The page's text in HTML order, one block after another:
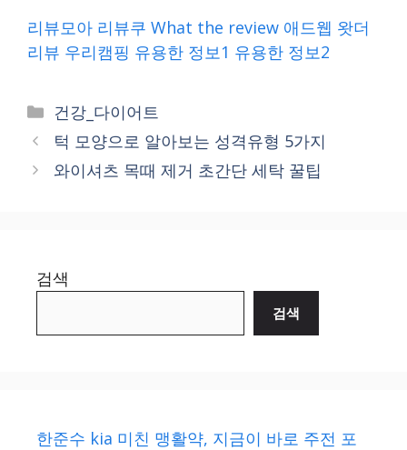
리뷰모아 리뷰쿠 What the review 애드웹 왓더
리뷰 우리캠핑 유용한 정보1 유용한 정보2
Categories
건강_다이어트
턱 모양으로 알아보는 성격유형 5가지
와이셔츠 목때 제거 초간단 세탁 꿀팁
검색
검색
한준수 kia 미친 맹활약, 지금이 바로 주전 포